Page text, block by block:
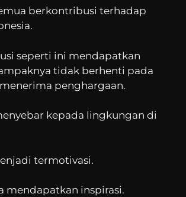
berkontribusi terhadap
seperti ini mendapatkan
tidak berhenti pada
penghargaan.
kepada lingkungan di
termotivasi.
mendapatkan inspirasi.